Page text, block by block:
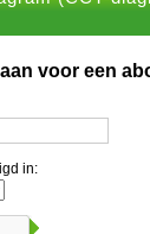
voor een
in: